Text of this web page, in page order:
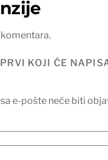
KOJI ĆE
e-pošte neće biti